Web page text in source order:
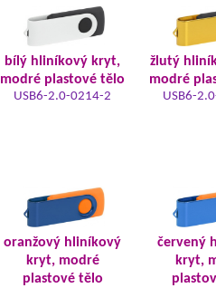
bílý hliníkový kryt,
modré plastové tělo
USB6-2.0-0214-2
žlutý
modré
USB6-
oranžový hliníkový
kryt, modré
plastové tělo
červený
kryt,